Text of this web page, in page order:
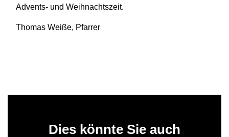
Advents- und Weihnachtszeit.
Thomas Weiße, Pfarrer
Dies könnte Sie auch